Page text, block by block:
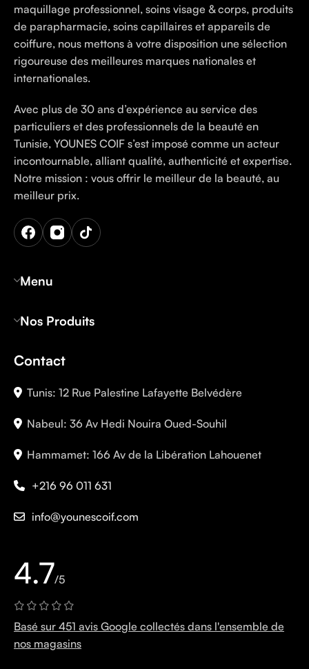
maquillage professionnel, soins visage & corps, produits
de parapharmacie, soins capillaires et appareils de
coiffure, nous mettons à votre disposition une sélection
rigoureuse des meilleures marques nationales et
internationales.
Avec plus de 30 ans d’expérience au service des
particuliers et des professionnels de la beauté en
Tunisie, YOUNES COIF s’est imposé comme un acteur
incontournable, alliant qualité, authenticité et expertise.
Notre mission : vous offrir le meilleur de la beauté, au
meilleur prix.
Menu
Nos Produits
Contact
Tunis: 12 Rue Palestine Lafayette Belvédère
Nabeul: 36 Av Hedi Nouira Oued-Souhil
Hammamet: 166 Av de la Libération Lahouenet
+216 96 011 631
info@younescoif.com
4.7/5
Basé sur 451 avis Google collectés dans l'ensemble de
nos magasins